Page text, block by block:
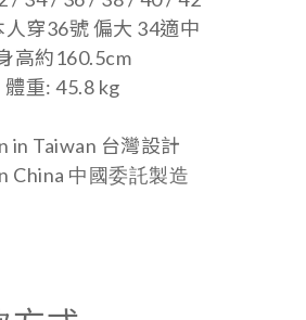
人穿36號 偏大 34適中
高約160.5cm
體重: 45.8 kg
in Taiwan 台灣設計
China 中國委託製造